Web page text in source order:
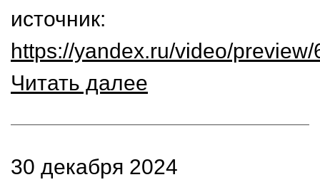
источник:
https://yandex.ru/video/
Читать далее
30 декабря 2024